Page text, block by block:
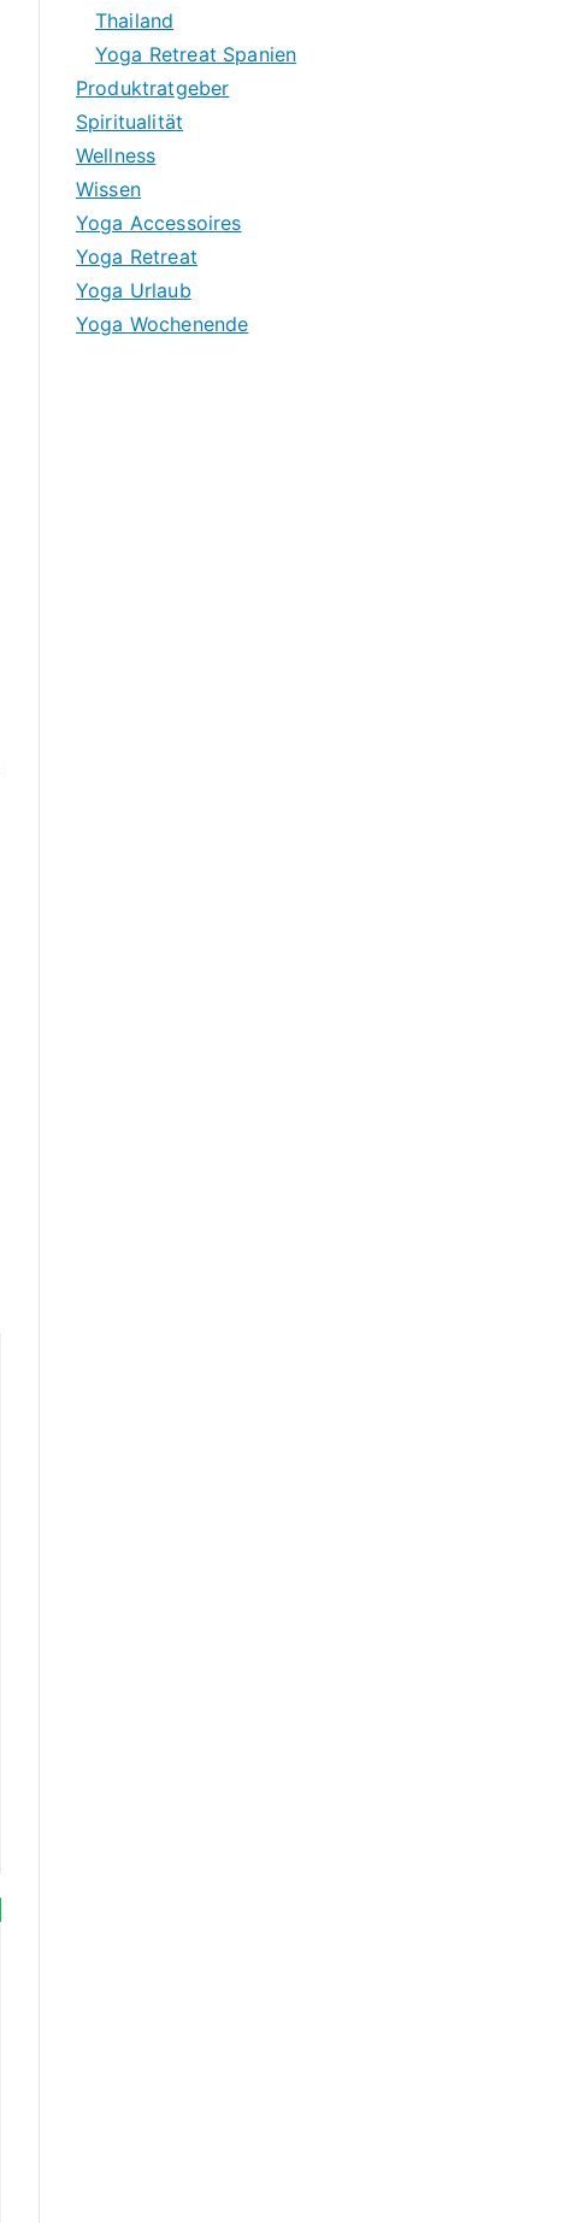
Thailand
Yoga Retreat Spanien
Produktratgeber
Spiritualität
Wellness
Wissen
Yoga Accessoires
Yoga Retreat
Yoga Urlaub
Yoga Wochenende